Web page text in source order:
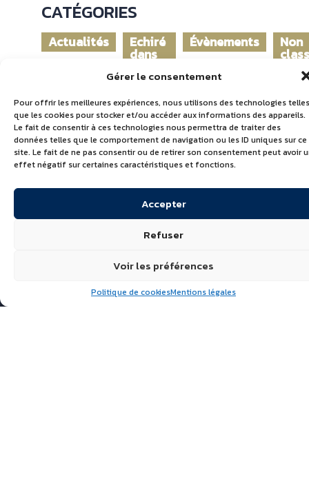
Gérer le consentement
Pour offrir les meilleures expériences, nous utilisons des technologies telles
que les cookies pour stocker et/ou accéder aux informations des appareils.
Le fait de consentir à ces technologies nous permettra de traiter des
données telles que le comportement de navigation ou les ID uniques sur ce
site. Le fait de ne pas consentir ou de retirer son consentement peut avoir
effet négatif sur certaines caractéristiques et fonctions.
Accepter
Refuser
Voir les préférences
Politique de cookiesMentions légales
CATÉGORIES
Actualités Echiré
dans
monde
Évènements Non